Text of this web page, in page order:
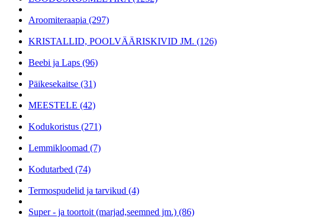
Aroomiteraapia (297)
KRISTALLID, POOLVÄÄRISKIVID JM. (126)
Beebi ja Laps (96)
Päikesekaitse (31)
MEESTELE (42)
Kodukoristus (271)
Lemmikloomad (7)
Kodutarbed (74)
Termospudelid ja tarvikud (4)
Super - ja toortoit (marjad,seemned jm.) (86)